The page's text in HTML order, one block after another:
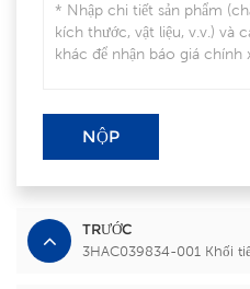
NỘP
TRƯỚC
3HAC039834-001 Khối